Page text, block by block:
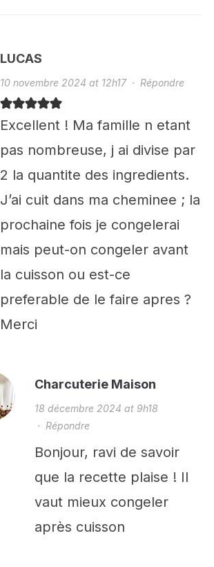
LUCAS
10 novembre 2024 at 12h17· Répondre
Excellent ! Ma famille n etant
pas nombreuse, j ai divise par
2 la quantite des ingredients.
J’ai cuit dans ma cheminee ; la
prochaine fois je congelerai
mais peut-on congeler avant
la cuisson ou est-ce
preferable de le faire apres ?
Merci
Charcuterie Maison
18 décembre 2024 at 9h18
· Répondre
Bonjour, ravi de savoir
que la recette plaise ! Il
vaut mieux congeler
après cuisson